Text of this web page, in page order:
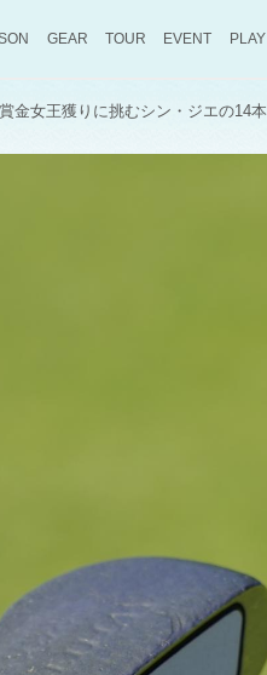
GEAR TOUR EVENT PLAY
金女王獲りに挑むシン・ジエの14本